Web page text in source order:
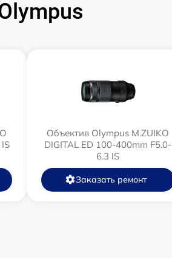
Объектив Olympus M.ZUIKO
DIGITAL ED 100-400mm F5.0-
6.3 IS
Заказать ремонт